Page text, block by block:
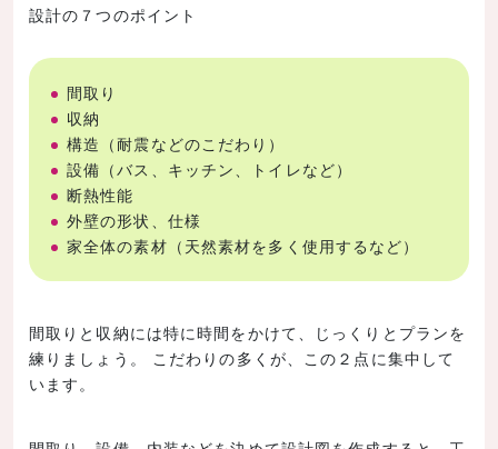
設計の７つのポイント
間取り
収納
構造（耐震などのこだわり）
設備（バス、キッチン、トイレなど）
断熱性能
外壁の形状、仕様
家全体の素材（天然素材を多く使用するなど）
間取りと収納には特に時間をかけて、じっくりとプランを
練りましょう。 こだわりの多くが、この２点に集中して
います。